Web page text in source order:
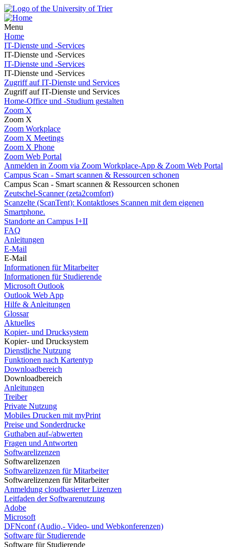
Menu
Home
IT-Dienste und -Services
IT-Dienste und -Services
IT-Dienste und -Services
IT-Dienste und -Services
Zugriff auf IT-Dienste und Services
Zugriff auf IT-Dienste und Services
Home-Office und -Studium gestalten
Zoom X
Zoom X
Zoom Workplace
Zoom X Meetings
Zoom X Phone
Zoom Web Portal
Anmelden in Zoom via Zoom Workplace-App & Zoom Web Portal
Campus Scan - Smart scannen & Ressourcen schonen
Campus Scan - Smart scannen & Ressourcen schonen
Zeutschel-Scanner (zeta2comfort)
Scanzelte (ScanTent): Kontaktloses Scannen mit dem eigenen
Smartphone.
Standorte an Campus I+II
FAQ
Anleitungen
E-Mail
E-Mail
Informationen für Mitarbeiter
Informationen für Studierende
Microsoft Outlook
Outlook Web App
Hilfe & Anleitungen
Glossar
Aktuelles
Kopier- und Drucksystem
Kopier- und Drucksystem
Dienstliche Nutzung
Funktionen nach Kartentyp
Downloadbereich
Downloadbereich
Anleitungen
Treiber
Private Nutzung
Mobiles Drucken mit myPrint
Preise und Sonderdrucke
Guthaben auf-/abwerten
Fragen und Antworten
Softwarelizenzen
Softwarelizenzen
Softwarelizenzen für Mitarbeiter
Softwarelizenzen für Mitarbeiter
Anmeldung cloudbasierter Lizenzen
Leitfaden der Softwarenutzung
Adobe
Microsoft
DFNconf (Audio,- Video- und Webkonferenzen)
Software für Studierende
Software für Studierende